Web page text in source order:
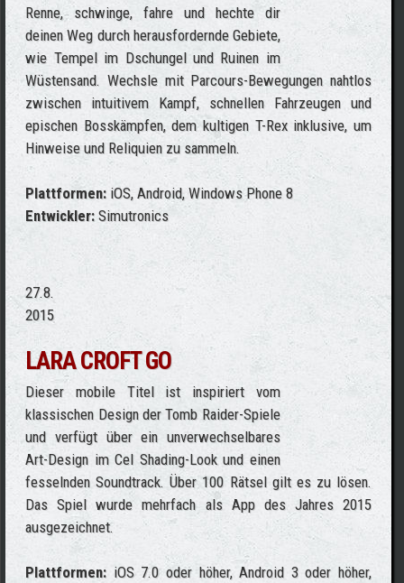
Renne, schwinge, fahre und hechte dir
deinen Weg durch herausfordernde Gebiete,
wie Tempel im Dschungel und Ruinen im
Wüstensand. Wechsle mit Parcours-Bewegungen nahtlos
zwischen intuitivem Kampf, schnellen Fahrzeugen und
epischen Bosskämpfen, dem kultigen T-Rex inklusive, um
Hinweise und Reliquien zu sammeln.
Plattformen: iOS, Android, Windows Phone 8
Entwickler: Simutronics
27.8.
2015
LARA CROFT GO
Dieser mobile Titel ist inspiriert vom
klassischen Design der Tomb Raider-Spiele
und verfügt über ein unverwechselbares
Art-Design im Cel Shading-Look und einen
fesselnden Soundtrack. Über 100 Rätsel gilt es zu lösen.
Das Spiel wurde mehrfach als App des Jahres 2015
ausgezeichnet.
Plattformen: iOS 7.0 oder höher, Android 3 oder höher,